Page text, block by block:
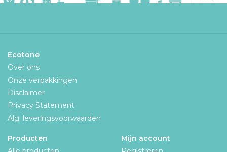
Ecotone
Over ons
Onze verpakkingen
Disclaimer
Privacy Statement
Alg. leveringsvoorwaarden
Producten
Mijn account